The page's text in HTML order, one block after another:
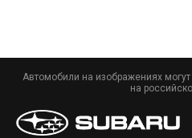
Автомобили на изображениях
на